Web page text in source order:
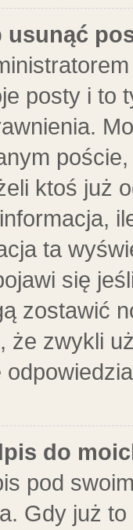
usunąć
posty i to
ktoś już
ta
się
zostawić
że zwykli
do
pod
Gdy już